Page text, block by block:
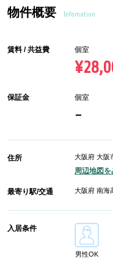
物件概要 Infomation
賃料 / 共益費 個室
保証金 個室
-
住所 大阪府 大阪
周辺地図を
最寄り駅/交通 大阪府 南海
入居条件
男性OK